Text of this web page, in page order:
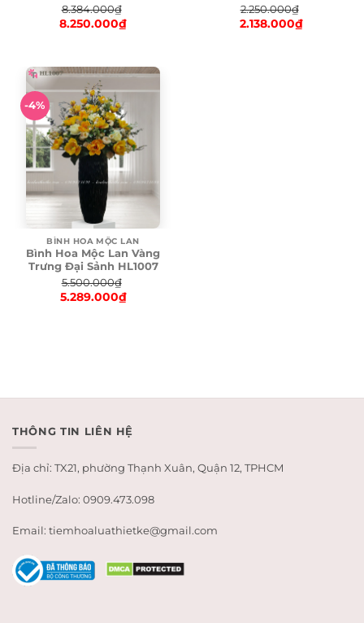
8.384.000₫
Original
8.384.000₫.
8.250.000₫
is:
8.250.000₫.
2.250.000₫
Original
2.138.000₫
-4%
BÌNH HOA MỘC LAN
Bình Hoa Mộc Lan Vàng
Trưng Đại Sảnh HL1007
5.500.000₫
Original
5.289.000₫
THÔNG TIN LIÊN HỆ
Địa chỉ: TX21, phường Thạnh Xuân, Quận 12, TPHCM
Hotline/Zalo: 0909.473.098
Email: tiemhoaluathietke@gmail.com